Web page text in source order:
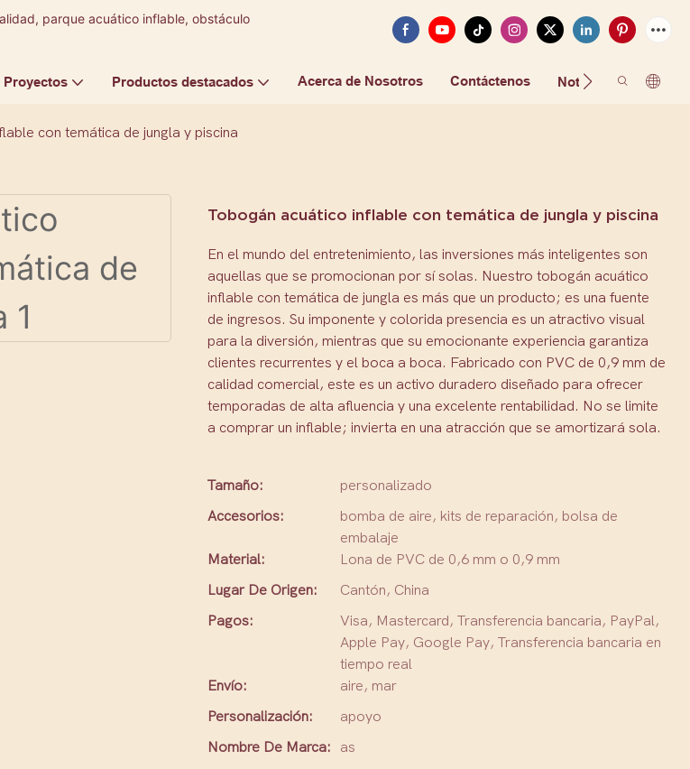
parque acuático inflable, obstáculo
Proyectos Productos destacados Acerca de Nosotros Contáctenos Noticias FAQ
con temática de jungla y piscina
Tobogán acuático inflable con temática de jungla y piscina
En el mundo del entretenimiento, las inversiones más inteligentes son
aquellas que se promocionan por sí solas. Nuestro tobogán acuático
inflable con temática de jungla es más que un producto; es una fuente
de ingresos. Su imponente y colorida presencia es un atractivo visual
para la diversión, mientras que su emocionante experiencia garantiza
clientes recurrentes y el boca a boca. Fabricado con PVC de 0,9 mm de
calidad comercial, este es un activo duradero diseñado para ofrecer
temporadas de alta afluencia y una excelente rentabilidad. No se limite
a comprar un inflable; invierta en una atracción que se amortizará sola.
Tamaño:
personalizado
Accesorios:
bomba de aire, kits de reparación, bolsa de
embalaje
Material:
Lona de PVC de 0,6 mm o 0,9 mm
Lugar De Origen:
Cantón, China
Pagos:
Visa, Mastercard, Transferencia bancaria, PayPal,
Apple Pay, Google Pay, Transferencia bancaria en
tiempo real
Envío:
aire, mar
Personalización:
apoyo
Nombre De Marca:
as